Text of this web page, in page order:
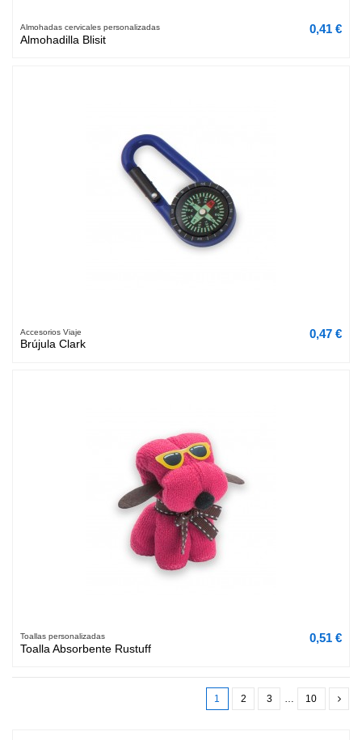
Almohadas cervicales personalizadas
Almohadilla Blisit
0,41 €
Accesorios Viaje
Brújula Clark
0,47 €
Toallas personalizadas
Toalla Absorbente Rustuff
0,51 €
1 2 3 10